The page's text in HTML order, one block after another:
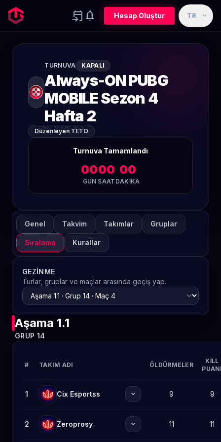
event_upcoming notifications Hesap Oluştur TR expand_more
TURNUVA KAPALI
Always-ON PUBG
MOBILE Sezon 4
Hafta 2
Düzenleyen TETO
Turnuva Tamamlandı
00
GÜN
00
SAAT
00
DAKIKA
Genel Takvim Takımlar Gruplar
Sıralama Kurallar
GEZINME
Turlar, gruplar ve maçlar arasında geçiş yap.
Aşama 1.1
GRUP 14
# TAKIM ADI ÖLDÜRMELER
KILL
1 Cix Esportss expand_more 9 9
2 Zeroprosy expand_more 11 11